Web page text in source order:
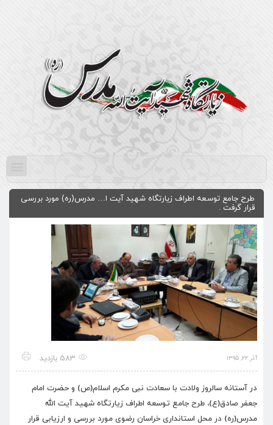
طرح جامع توسعه اطراف زیارتگاه شهید آیت ا… مدرس(ره) مورد بررسی
قرار گرفت .
آذر ۲۲, ۱۳۹۵ 583 بازدید
در آستانه سالروز ولادت با سعادت نبی مکرم اسلام(ص) و حضرت امام
جعفر صادق(ع)، طرح جامع توسعه اطراف زیارتگاه شهید آیت الله
مدرس(ره) در محل استانداری خراسان رضوی مورد بررسی و ارزیابی قرار